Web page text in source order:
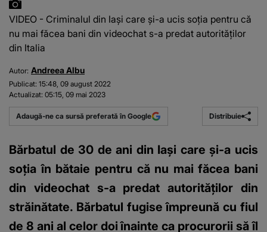
VIDEO - Criminalul din Iași care și-a ucis soția pentru că
nu mai făcea bani din videochat s-a predat autorităților
din Italia
Autor: Andreea Albu
Publicat: 15:48, 09 august 2022
Actualizat: 05:15, 09 mai 2023
Adaugă-ne ca sursă preferată în Google Distribuie
Bărbatul de 30 de ani din Iași care și-a ucis
soția în bătaie pentru că nu mai făcea bani
din videochat s-a predat autorităților din
străinătate. Bărbatul fugise împreună cu fiul
de 8 ani al celor doi înainte ca procurorii să îl